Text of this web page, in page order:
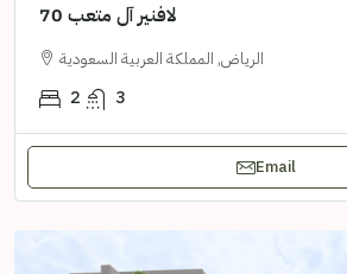
لافنير آل متعب 70
الرياض, المملكة العربية السعودية
2 3
Email